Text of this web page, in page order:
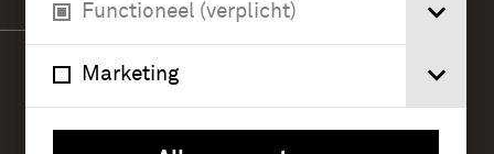
Functioneel (verplicht)
Marketing